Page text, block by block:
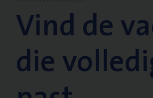
Vind de
die